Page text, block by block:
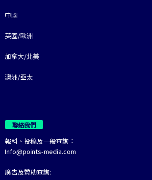
中國
英國/歐洲
加拿大/北美
澳洲/亞太
聯絡我們
報料、投稿及一般查詢：
Info@points-media.com
廣告及贊助查詢: